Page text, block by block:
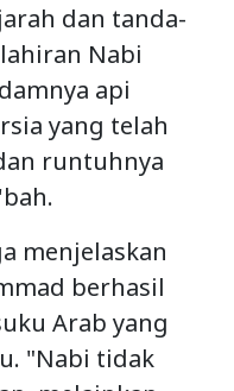
dan tanda-
Nabi
api
yang telah
runtuhnya
menjelaskan
berhasil
Arab yang
"Nabi tidak